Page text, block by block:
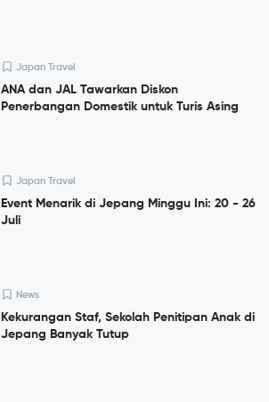
Japan Travel
ANA dan JAL Tawarkan Diskon
Penerbangan Domestik untuk Turis Asing
Japan Travel
Event Menarik di Jepang Minggu Ini: 20 - 26
Juli
News
Kekurangan Staf, Sekolah Penitipan Anak di
Jepang Banyak Tutup